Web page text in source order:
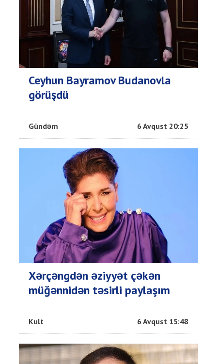
Ceyhun Bayramov Budanovla
görüşdü
Gündəm 6 Avqust 20:25
Xərçəngdən əziyyət çəkən
müğənnidən təsirli paylaşım
Kult 6 Avqust 15:48